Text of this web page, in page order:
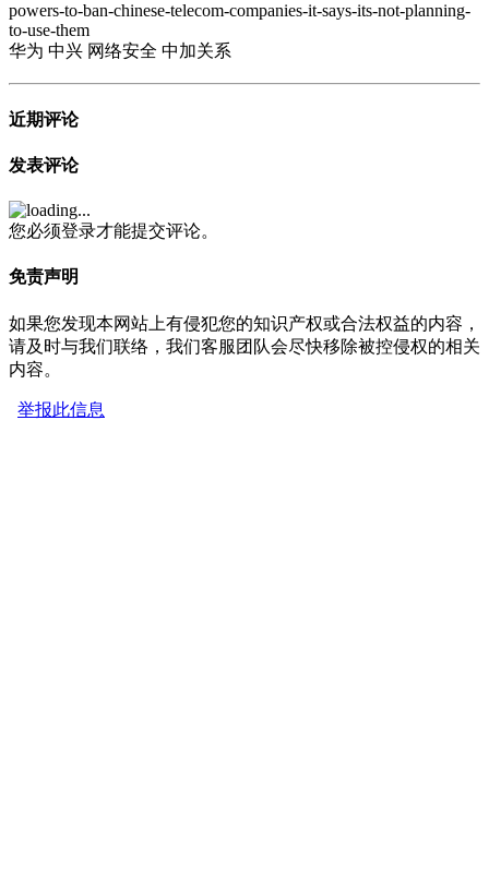
powers-to-ban-chinese-telecom-companies-it-says-its-not-planning-
to-use-them
华为 中兴 网络安全 中加关系
近期评论
发表评论
您必须登录才能提交评论。
免责声明
如果您发现本网站上有侵犯您的知识产权或合法权益的内容，
请及时与我们联络，我们客服团队会尽快移除被控侵权的相关
内容。
举报此信息